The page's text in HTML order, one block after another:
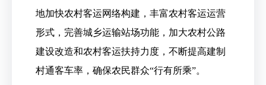
地加快农村客运网络构建，丰富农村客运运营
形式，完善城乡运输站场功能，加大农村公路
建设改造和农村客运扶持力度，不断提高建制
村通客车率，确保农民群众“行有所乘”。